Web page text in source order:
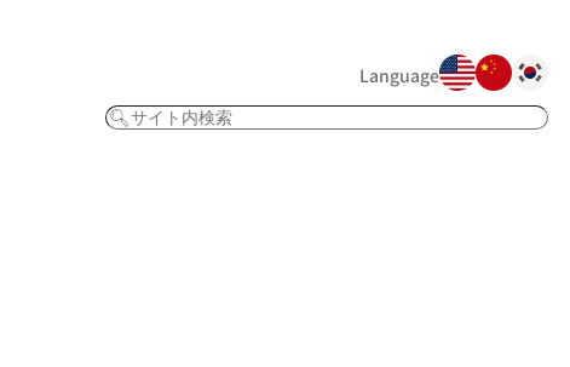
Language
検